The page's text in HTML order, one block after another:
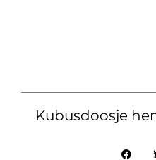
Kubusdoosje